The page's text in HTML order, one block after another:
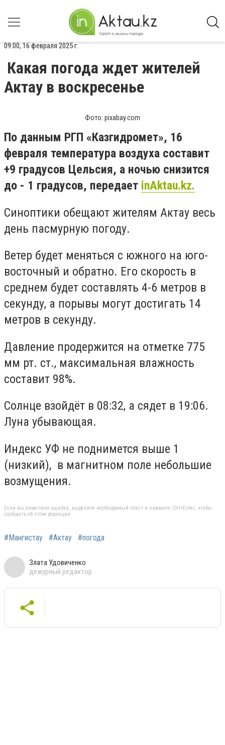
09:00, 16 февраля 2025 г.
Какая погода ждет жителей
Актау в воскресенье
Фото: pixabay.com
По данным РГП «Казгидромет», 16
февраля температура воздуха составит
+9 градусов Цельсия, а ночью снизится
до - 1 градусов, передает inAktau.kz.
Синоптики обещают жителям Актау весь
день пасмурную погоду.
Ветер будет меняться с южного на юго-
восточный и обратно. Его скорость в
среднем будет составлять 4-6 метров в
секунду, а порывы могут достигать 14
метров в секунду.
Давление продержится на отметке 775
мм рт. ст., максимальная влажность
составит 98%.
Солнце взойдёт в 08:32, а сядет в 19:06.
Луна убывающая.
Индекс УФ не поднимется выше 1
(низкий), в магнитном поле небольшие
возмущения.
Если вы заметили ошибку, выделите необходимый текст и нажмите Ctrl+Enter, чтобы
сообщить об этом редакции
#Мангистау #Актау #погода
Злата Удовиченко
дежурный редактор